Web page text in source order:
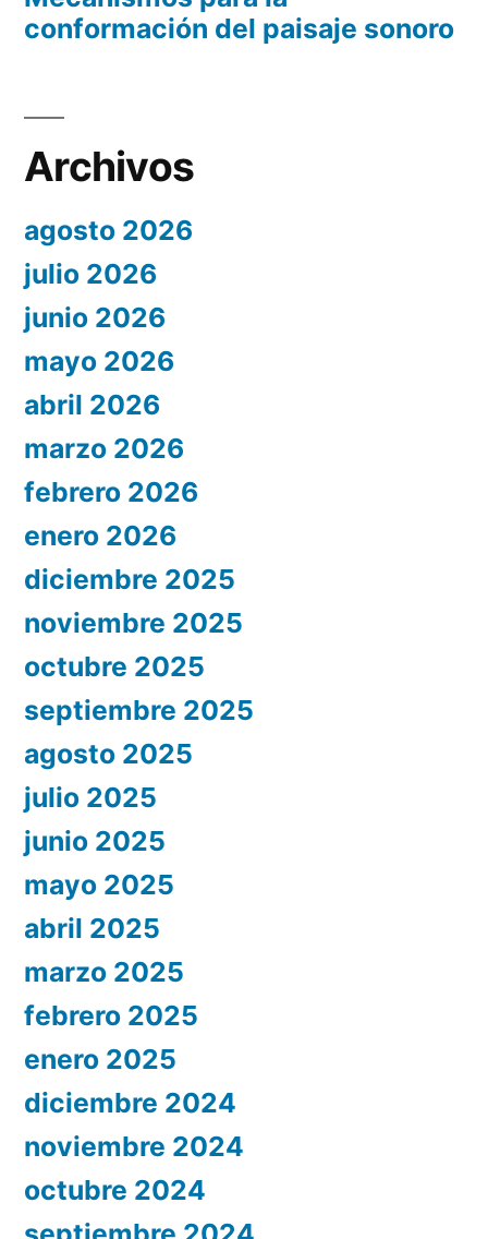
conformación del paisaje sonoro
Archivos
agosto 2026
julio 2026
junio 2026
mayo 2026
abril 2026
marzo 2026
febrero 2026
enero 2026
diciembre 2025
noviembre 2025
octubre 2025
septiembre 2025
agosto 2025
julio 2025
junio 2025
mayo 2025
abril 2025
marzo 2025
febrero 2025
enero 2025
diciembre 2024
noviembre 2024
octubre 2024